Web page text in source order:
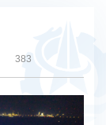
383